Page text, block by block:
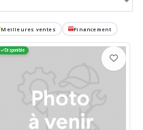
Meilleures ventes Financement
Disponible